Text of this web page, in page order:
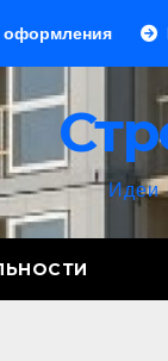
Ремонт
Идеи